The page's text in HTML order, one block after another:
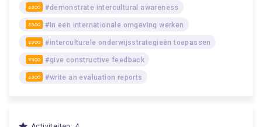
ESCO #demonstrate intercultural awareness
ESCO #in een internationale omgeving werken
ESCO #interculturele onderwijsstrategieën toepassen
ESCO #give constructive feedback
ESCO #write an evaluation reports